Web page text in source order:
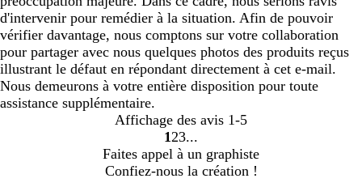
d'intervenir pour remédier à la situation. Afin de pouvoir
vérifier davantage, nous comptons sur votre collaboration
pour partager avec nous quelques photos des produits reçus
illustrant le défaut en répondant directement à cet e-mail.
Nous demeurons à votre entière disposition pour toute
assistance supplémentaire.
Affichage des avis 1-5
aller
à
la
1 aller
à
la
2 aller
à
la
3
Faites appel à un graphiste
Confiez-nous la création !